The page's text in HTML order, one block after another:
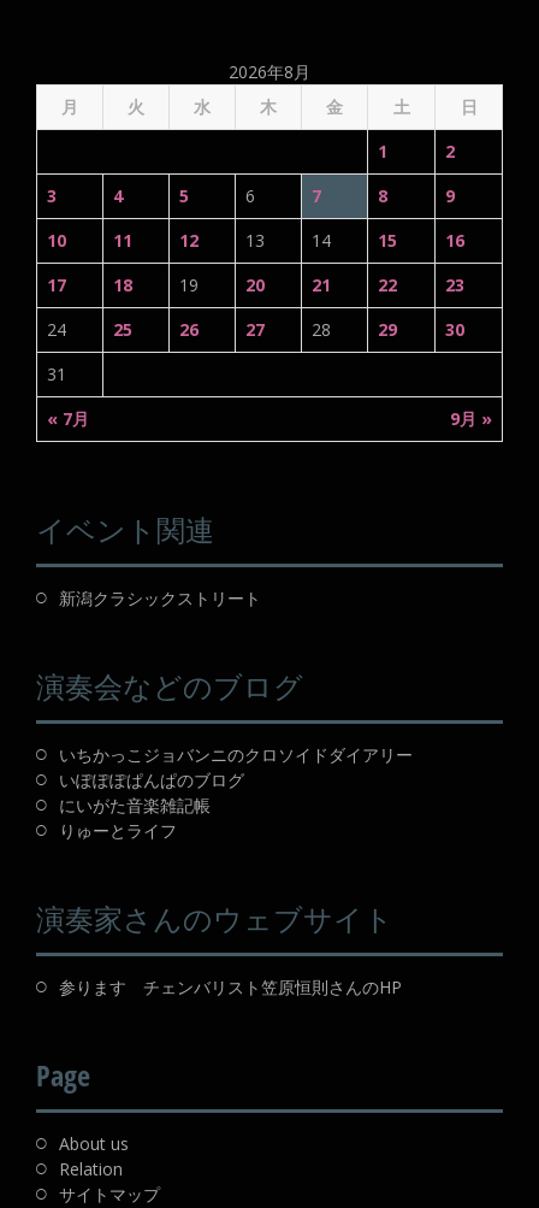
2026年8月
月
火 水 木 金 土 日
« 7月 9月 »
1
2
3
4 5 6 7 8
9
10
11 12 13 14 15
16
17
18 19 20 21 22
23
24
25 26 27 28 29
30
31
イベント関連
新潟クラシックストリート
演奏会などのブログ
いちかっこジョバンニのクロソイドダイアリー
いぽぽぽぱんぱのブログ
にいがた音楽雑記帳
りゅーとライフ
演奏家さんのウェブサイト
参ります チェンバリスト笠原恒則さんのHP
Page
About us
Relation
サイトマップ